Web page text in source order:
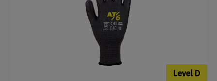
Level D